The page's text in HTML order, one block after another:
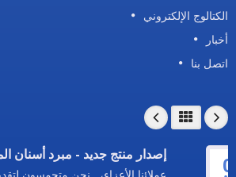
الإلكتروني
بنا
إصدار منتج جديد - مبرد أسنان